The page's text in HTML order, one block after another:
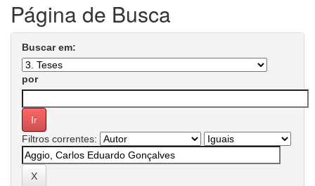
Página de Busca
Buscar em:
por
Filtros correntes: